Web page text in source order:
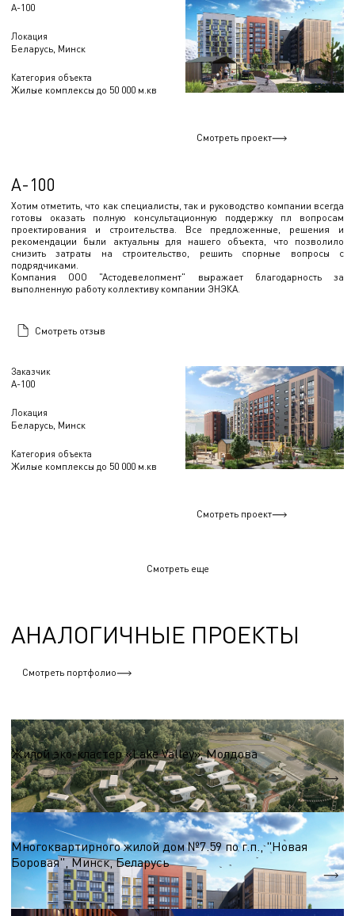
А-100
Локация
Беларусь, Минск
Категория объекта
Жилые комплексы до 50 000 м.кв
Смотреть проект
Заказчик
А-100
Локация
Беларусь, Минск
Категория объекта
Жилые комплексы до 50 000 м.кв
А-100
Хотим отметить, что как специалисты, так и руководство компании всегда
готовы оказать полную консультационную поддержку пл вопросам
проектирования и строительства. Все предложенные, решения и
рекомендации были актуальны для нашего объекта, что позволило
снизить затраты на строительство, решить спорные вопросы с
подрядчиками.
Компания ООО "Астодевелопмент" выражает благодарность за
выполненную работу коллективу компании ЭНЭКА.
Смотреть отзыв
Смотреть проект
Смотреть еще
АНАЛОГИЧНЫЕ ПРОЕКТЫ
Смотреть портфолио
Жилые комплексы до 50 000 м.кв
Жилой эко-кластер «Lake Valley», Молдова
Площадь помещений
10 500 м.кв.
Жилые комплексы до 50 000 м.кв
Многоквартирного жилой дом №7.59 по г.п., "Новая
Боровая", Минск, Беларусь
S = 7 140 м.кв.